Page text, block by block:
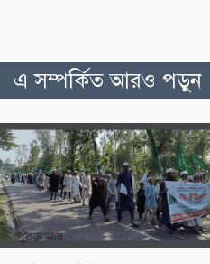
এ সম্পর্কিত আরও পড়ুন